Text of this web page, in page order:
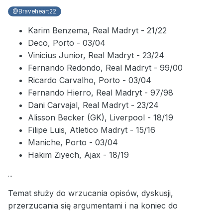
@Braveheart22
Karim Benzema, Real Madryt - 21/22
Deco, Porto - 03/04
Vinicius Junior, Real Madryt - 23/24
Fernando Redondo, Real Madryt - 99/00
Ricardo Carvalho, Porto - 03/04
Fernando Hierro, Real Madryt - 97/98
Dani Carvajal, Real Madryt - 23/24
Alisson Becker (GK), Liverpool - 18/19
Filipe Luis, Atletico Madryt - 15/16
Maniche, Porto - 03/04
Hakim Ziyech, Ajax - 18/19
...
Temat służy do wrzucania opisów, dyskusji,
przerzucania się argumentami i na koniec do